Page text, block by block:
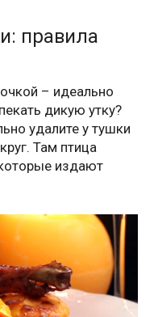
правила
– идеально
дикую утку?
удалите у тушки
Там птица
издают